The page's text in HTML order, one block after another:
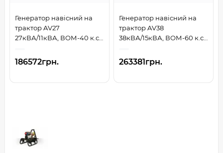
Генератор навісний на
трактор AV27
27кВА/11кВА, ВОМ-40 к.с.
186572грн.
Генератор навісний на
трактор AV38
38кВА/15кВА, ВОМ-60 к.с.
263381грн.